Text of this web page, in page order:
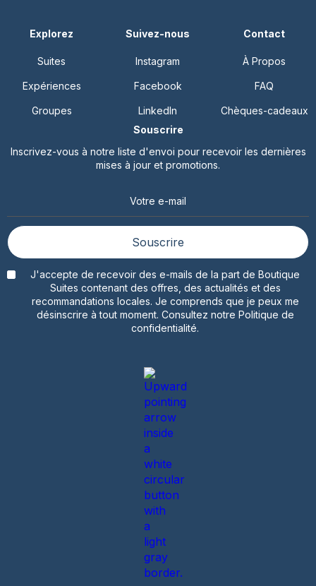
Explorez
Suites
Expériences
Groupes
Suivez-nous
Instagram
Facebook
LinkedIn
Contact
À Propos
FAQ
Chèques-cadeaux
Souscrire
Inscrivez-vous à notre liste d'envoi pour recevoir les dernières
mises à jour et promotions.
J'accepte de recevoir des e-mails de la part de Boutique
Suites contenant des offres, des actualités et des
recommandations locales. Je comprends que je peux me
désinscrire à tout moment. Consultez notre Politique de
confidentialité.